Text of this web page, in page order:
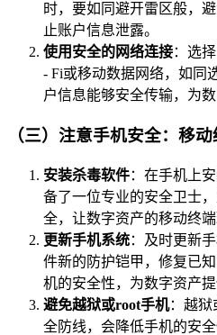
时，要如同避开雷区般，
止账户信息泄露。
使用安全的网络连接：选
- Fi或移动数据网络，如同
户信息能够安全传输，为
（三）注意手机安全：移
安装杀毒软件：在手机上
备了一位专业的安全卫士
全，让数字资产的移动终端
更新手机系统：及时更新
件新的防护铠甲，修复已
机的安全性，为数字资产提
避免越狱或root手机：越狱
全防线，会降低手机的安